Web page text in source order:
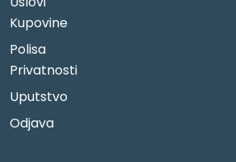
Kupovine
Polisa
Privatnosti
Uputstvo
Odjava